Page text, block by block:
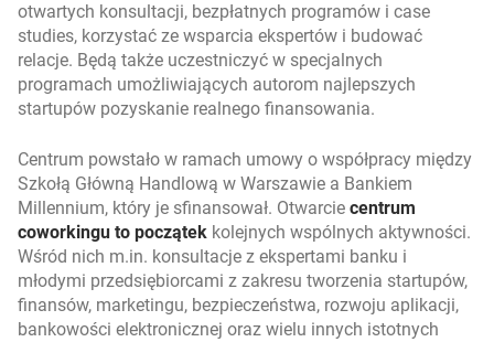
otwartych konsultacji, bezpłatnych programów i case
studies, korzystać ze wsparcia ekspertów i budować
relacje. Będą także uczestniczyć w specjalnych
programach umożliwiających autorom najlepszych
startupów pozyskanie realnego finansowania.
Centrum powstało w ramach umowy o współpracy między
Szkołą Główną Handlową w Warszawie a Bankiem
Millennium, który je sfinansował. Otwarcie centrum
coworkingu to początek kolejnych wspólnych aktywności.
Wśród nich m.in. konsultacje z ekspertami banku i
młodymi przedsiębiorcami z zakresu tworzenia startupów,
finansów, marketingu, bezpieczeństwa, rozwoju aplikacji,
bankowości elektronicznej oraz wielu innych istotnych